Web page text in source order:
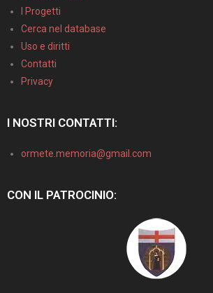
I Progetti
Cerca nel database
Uso e diritti
Contatti
Privacy
I NOSTRI CONTATTI:
ormete.memoria@gmail.com
CON IL PATROCINIO: